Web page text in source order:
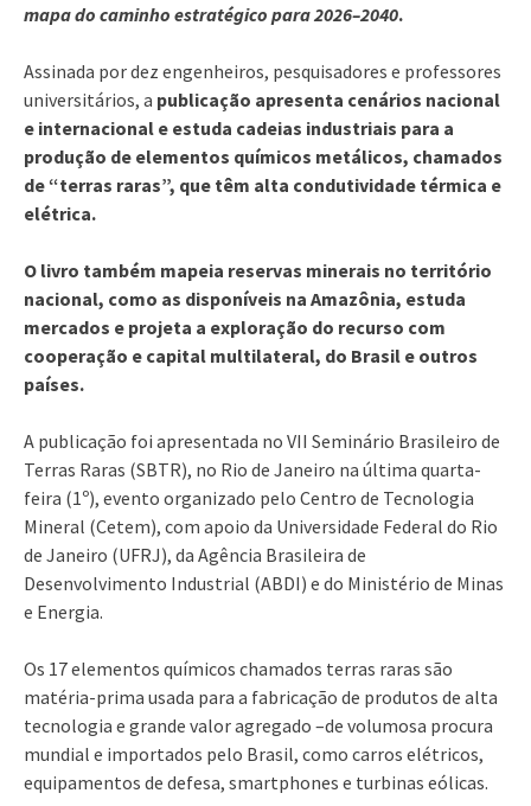
mapa do caminho estratégico para 2026–2040.
Assinada por dez engenheiros, pesquisadores e professores
universitários, a publicação apresenta cenários nacional
e internacional e estuda cadeias industriais para a
produção de elementos químicos metálicos, chamados
de “terras raras”, que têm alta condutividade térmica e
elétrica.
O livro também mapeia reservas minerais no território
nacional, como as disponíveis na Amazônia, estuda
mercados e projeta a exploração do recurso com
cooperação e capital multilateral, do Brasil e outros
países.
A publicação foi apresentada no VII Seminário Brasileiro de
Terras Raras (SBTR), no Rio de Janeiro na última quarta-
feira (1º), evento organizado pelo Centro de Tecnologia
Mineral (Cetem), com apoio da Universidade Federal do Rio
de Janeiro (UFRJ), da Agência Brasileira de
Desenvolvimento Industrial (ABDI) e do Ministério de Minas
e Energia.
Os 17 elementos químicos chamados terras raras são
matéria-prima usada para a fabricação de produtos de alta
tecnologia e grande valor agregado –de volumosa procura
mundial e importados pelo Brasil, como carros elétricos,
equipamentos de defesa, smartphones e turbinas eólicas.